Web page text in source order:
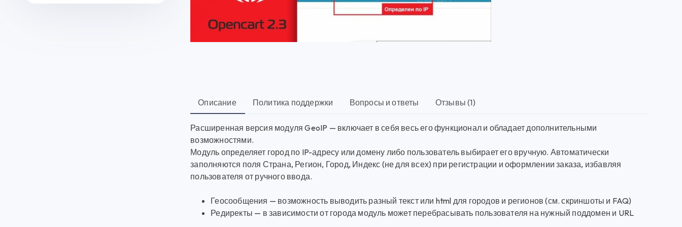
Описание Политика поддержки Вопросы и ответы Отзывы (1)
Расширенная версия модуля GeoIP — включает в себя весь его функционал и обладает дополнительными
возможностями.
Модуль определяет город по IP-адресу или домену либо пользователь выбирает его вручную. Автоматически
заполняются поля Страна, Регион, Город, Индекс (не для всех) при регистрации и оформлении заказа, избавляя
пользователя от ручного ввода.
Геосообщения — возможность выводить разный текст или html для городов и регионов (см. скриншоты и FAQ)
Редиректы — в зависимости от города модуль может перебрасывать пользователя на нужный поддомен и URL